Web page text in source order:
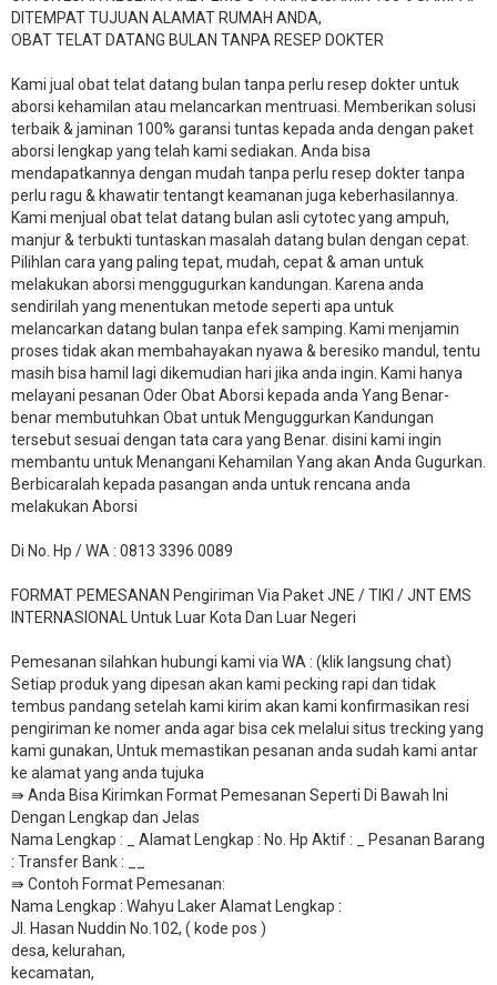
DITEMPAT TUJUAN ALAMAT RUMAH ANDA,
OBAT TELAT DATANG BULAN TANPA RESEP DOKTER
Kami jual obat telat datang bulan tanpa perlu resep dokter untuk
aborsi kehamilan atau melancarkan mentruasi. Memberikan solusi
terbaik & jaminan 100% garansi tuntas kepada anda dengan paket
aborsi lengkap yang telah kami sediakan. Anda bisa
mendapatkannya dengan mudah tanpa perlu resep dokter tanpa
perlu ragu & khawatir tentangt keamanan juga keberhasilannya.
Kami menjual obat telat datang bulan asli cytotec yang ampuh,
manjur & terbukti tuntaskan masalah datang bulan dengan cepat.
Pilihlan cara yang paling tepat, mudah, cepat & aman untuk
melakukan aborsi menggugurkan kandungan. Karena anda
sendirilah yang menentukan metode seperti apa untuk
melancarkan datang bulan tanpa efek samping. Kami menjamin
proses tidak akan membahayakan nyawa & beresiko mandul, tentu
masih bisa hamil lagi dikemudian hari jika anda ingin. Kami hanya
melayani pesanan Oder Obat Aborsi kepada anda Yang Benar-
benar membutuhkan Obat untuk Menguggurkan Kandungan
tersebut sesuai dengan tata cara yang Benar. disini kami ingin
membantu untuk Menangani Kehamilan Yang akan Anda Gugurkan.
Berbicaralah kepada pasangan anda untuk rencana anda
melakukan Aborsi
Di No. Hp / WA : 0813 3396 0089
FORMAT PEMESANAN Pengiriman Via Paket JNE / TIKI / JNT EMS
INTERNASIONAL Untuk Luar Kota Dan Luar Negeri
Pemesanan silahkan hubungi kami via WA : (klik langsung chat)
Setiap produk yang dipesan akan kami pecking rapi dan tidak
tembus pandang setelah kami kirim akan kami konfirmasikan resi
pengiriman ke nomer anda agar bisa cek melalui situs trecking yang
kami gunakan, Untuk memastikan pesanan anda sudah kami antar
ke alamat yang anda tujuka
⇛ Anda Bisa Kirimkan Format Pemesanan Seperti Di Bawah Ini
Dengan Lengkap dan Jelas
Nama Lengkap : _ Alamat Lengkap : No. Hp Aktif : _ Pesanan Barang
: Transfer Bank : __
​⇛ Contoh Format Pemesanan:
Nama Lengkap : Wahyu Laker Alamat Lengkap :
Jl. Hasan Nuddin No.102, ( kode pos )
desa, kelurahan,
kecamatan,